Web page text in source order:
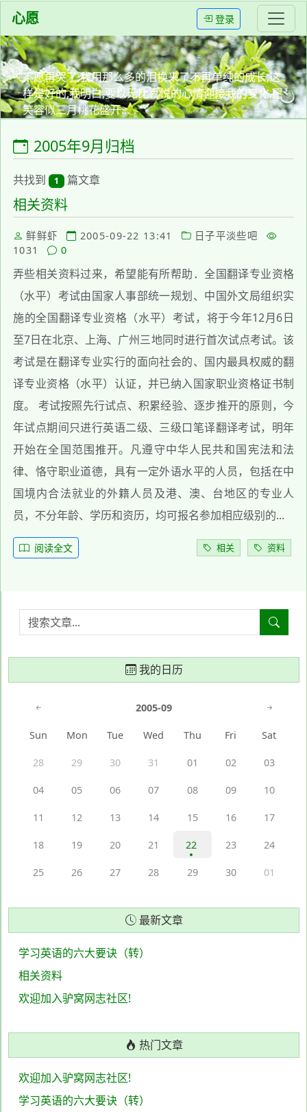
心愿 登录
不愿再哭了,我用那么多的泪换来了不再单纯的成长,这
样是好的,我明白,要以无比喜悦的心情迎接我的变化,愿
笑容似三月桃花盛开...
2005年9月归档
共找到 1 篇文章
相关资料
鲜鲜虾 2005-09-22 13:41
日子平淡些吧
1031
0
弄些相关资料过来，希望能有所帮助．全国翻译专业资格
（水平）考试由国家人事部统一规划、中国外文局组织实
施的全国翻译专业资格（水平）考试，将于今年12月6日
至7日在北京、上海、广州三地同时进行首次试点考试。该
考试是在翻译专业实行的面向社会的、国内最具权威的翻
译专业资格（水平）认证，并已纳入国家职业资格证书制
度。 考试按照先行试点、积累经验、逐步推开的原则，今
年试点期间只进行英语二级、三级口笔译翻译考试，明年
开始在全国范围推开。凡遵守中华人民共和国宪法和法
律、恪守职业道德，具有一定外语水平的人员，包括在中
国境内合法就业的外籍人员及港、澳、台地区的专业人
员，不分年龄、学历和资历，均可报名参加相应级别的...
阅读全文 相关 资料
我的日历
2005-09
Sun Mon Tue Wed Thu Fri Sat
28 29 30 31 01 02 03
04 05 06 07 08 09 10
11 12 13 14 15 16 17
18 19 20 21 22 23 24
25 26 27 28 29 30 01
最新文章
学习英语的六大要诀（转）
相关资料
欢迎加入驴窝网志社区!
热门文章
欢迎加入驴窝网志社区!
学习英语的六大要诀（转）